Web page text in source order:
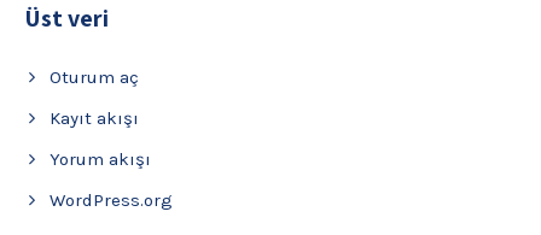
Üst veri
Oturum aç
Kayıt akışı
Yorum akışı
WordPress.org